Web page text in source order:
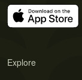
Explore